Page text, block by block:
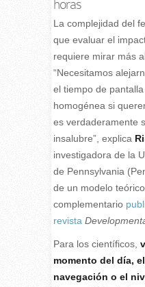
horas
La complejidad del
que evaluar el
requiere mirar más
“Necesitamos
el tiempo de
homogénea si
es verdaderamente
insalubre”, explica
investigadora de la
de Pennsylvania
de un modelo teórico
complementario
revista
Para los científicos,
momento del día,
navegación o el